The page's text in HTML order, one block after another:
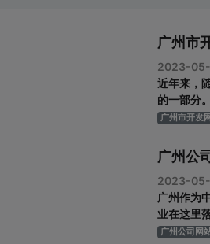
广州市
2023-
近年来，
的一部分
广州市教
广泛赞誉
广州市开发
广州公
2023-
广州作为
业在这里
公司建设
广州公司网